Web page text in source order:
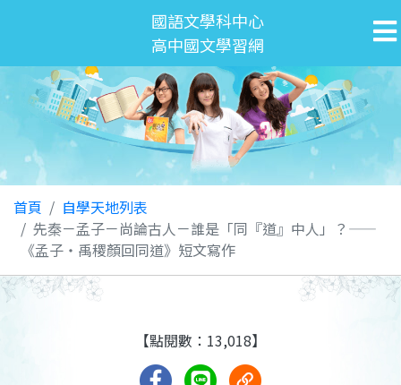
國語文學科中心
高中國文學習網
首頁
自學天地列表
先秦－孟子－尚論古人－誰是「同『道』中人」？——
《孟子‧禹稷顏回同道》短文寫作
【點閱數：13,018】